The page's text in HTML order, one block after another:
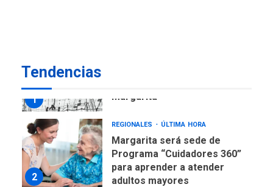
Tendencias
1
Margarita
2
REGIONALES ÚLTIMA HORA
Margarita será sede de
Programa “Cuidadores 360”
para aprender a atender
adultos mayores